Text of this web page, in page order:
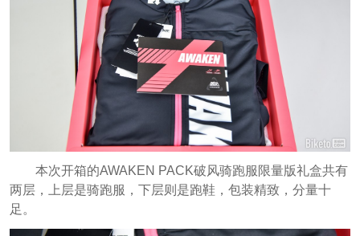
本次开箱的AWAKEN PACK破风骑跑服限量版礼盒共有
两层，上层是骑跑服，下层则是跑鞋，包装精致，分量十
足。